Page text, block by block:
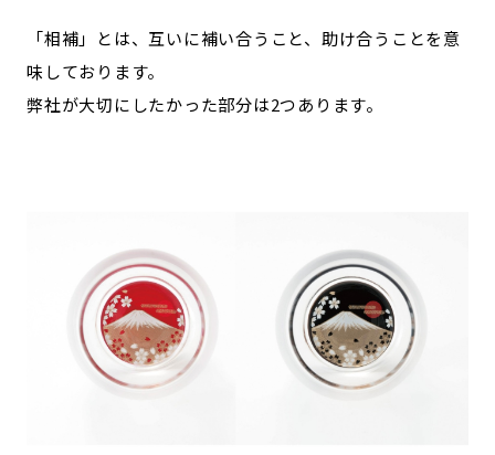
「相補」とは、互いに補い合うこと、助け合うことを意
味しております。
弊社が大切にしたかった部分は2つあります。